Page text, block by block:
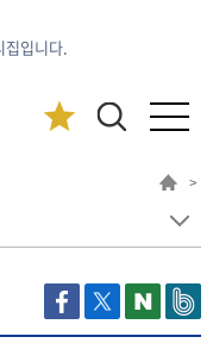
집입니다.
>